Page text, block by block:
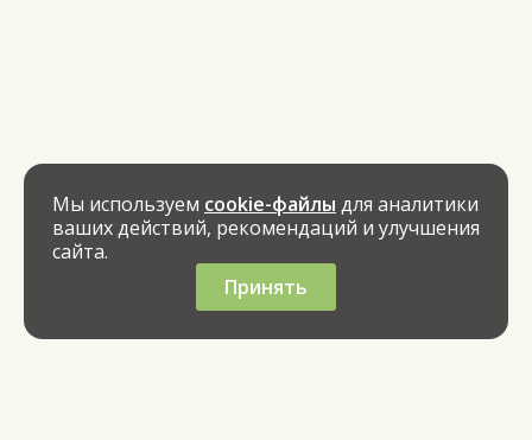
Мы используем cookie-файлы для аналитики
ваших действий, рекомендаций и улучшения
сайта.
Принять